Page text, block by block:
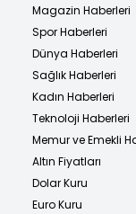
Magazin Haberleri
Spor Haberleri
Dünya Haberleri
Sağlık Haberleri
Kadın Haberleri
Teknoloji Haberleri
Memur ve Emekli
Altın Fiyatları
Dolar Kuru
Euro Kuru